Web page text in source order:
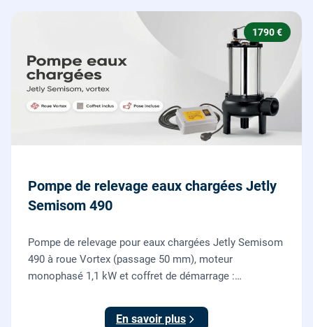
1790 €
Pompe de relevage eaux chargées Jetly
Semisom 490
Pompe de relevage pour eaux chargées Jetly Semisom
490 à roue Vortex (passage 50 mm), moteur
monophasé 1,1 kW et coffret de démarrage :
fournie et posée par nos plombiers.
En savoir plus